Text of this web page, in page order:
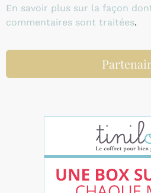
En savoir plus sur la façon
commentaires sont traitées.